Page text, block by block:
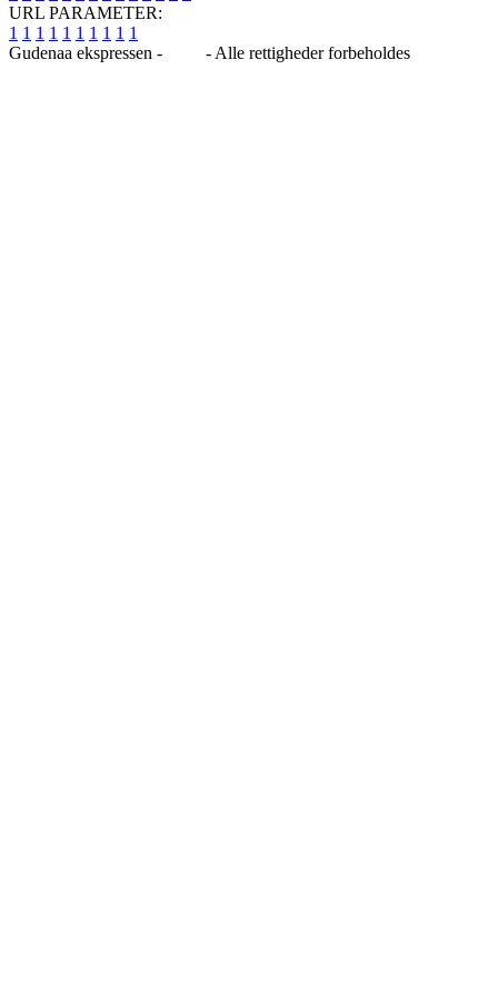
URL PARAMETER:
1 1 1 1 1 1 1 1 1 1
Gudenaa ekspressen -
- Alle rettigheder forbeholdes